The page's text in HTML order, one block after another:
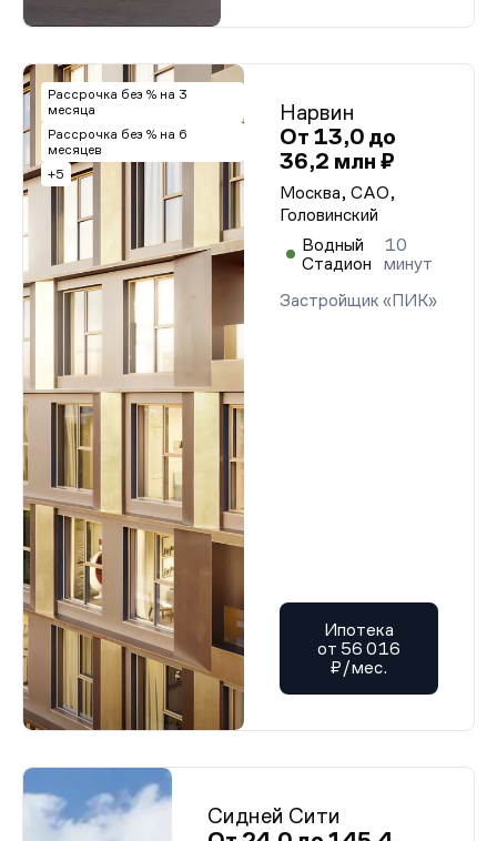
Рассрочка без % на 3
месяца
Рассрочка без % на 6
месяцев
+5
Нарвин
От 13,0 до
36,2 млн ₽
Москва, САО,
Головинский
Водный
Стадион
10
минут
Застройщик «ПИК»
Ипотека
от 56 016
₽/мес.
Сидней Сити